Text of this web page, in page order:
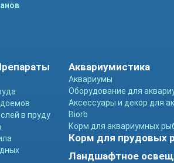
в пруду
Аквариумистика
Аквариумы
Оборудование для
Аксессуары и декор для
Biorb
Корм для аквариумных
Корм для прудовых
Ландшафтное